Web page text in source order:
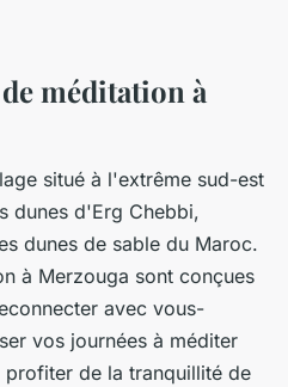
méditation à
situé à l'extrême sud-est
dunes d'Erg Chebbi,
dunes de sable du Maroc.
à Merzouga sont conçues
avec vous-
vos journées à méditer
profiter de la tranquillité de